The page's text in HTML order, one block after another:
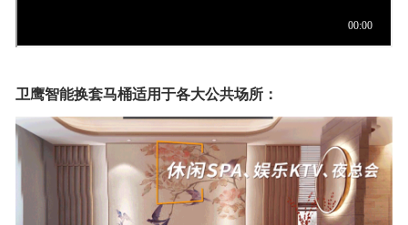
卫鹰智能换套马桶适用于各大公共场所：